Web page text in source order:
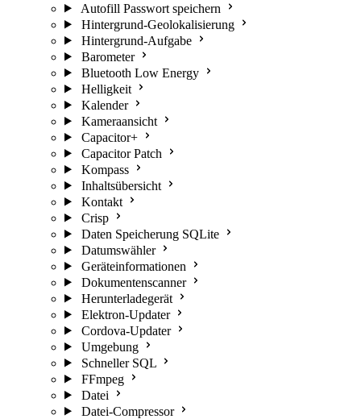
Autofill Passwort speichern
Hintergrund-Geolokalisierung
Hintergrund-Aufgabe
Barometer
Bluetooth Low Energy
Helligkeit
Kalender
Kameraansicht
Capacitor+
Capacitor Patch
Kompass
Inhaltsübersicht
Kontakt
Crisp
Daten Speicherung SQLite
Datumswähler
Geräteinformationen
Dokumentenscanner
Herunterladegerät
Elektron-Updater
Cordova-Updater
Umgebung
Schneller SQL
FFmpeg
Datei
Datei-Compressor